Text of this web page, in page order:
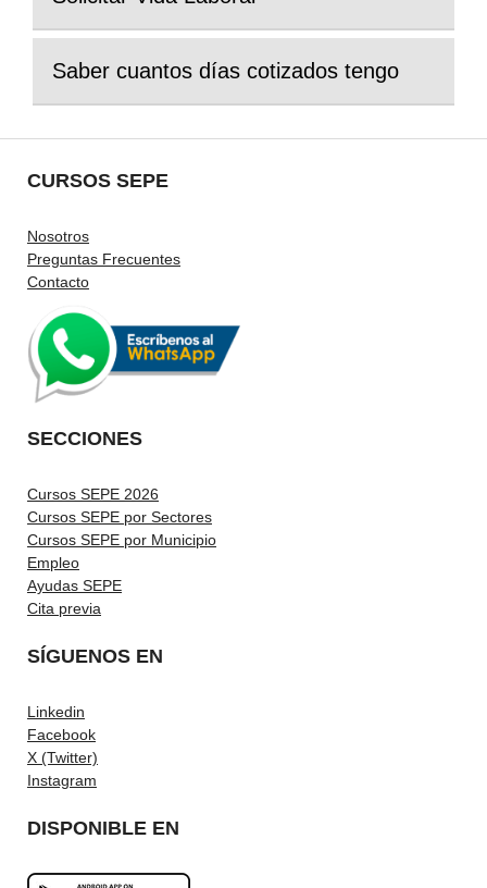
Saber cuantos días cotizados tengo
CURSOS SEPE
Nosotros
Preguntas Frecuentes
Contacto
SECCIONES
Cursos SEPE 2026
Cursos SEPE por Sectores
Cursos SEPE por Municipio
Empleo
Ayudas SEPE
Cita previa
SÍGUENOS EN
Linkedin
Facebook
X (Twitter)
Instagram
DISPONIBLE EN